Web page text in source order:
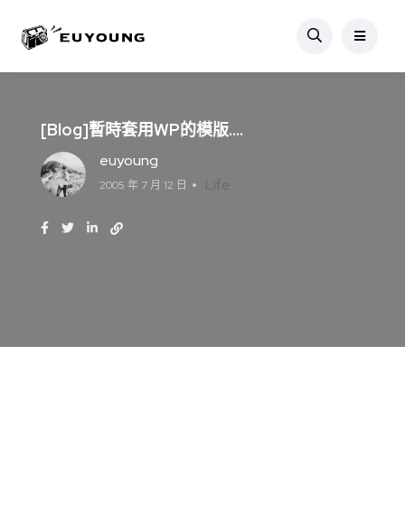
[Blog]暫時套用WP的模版….
euyoung
2005 年 7 月 12 日 Life